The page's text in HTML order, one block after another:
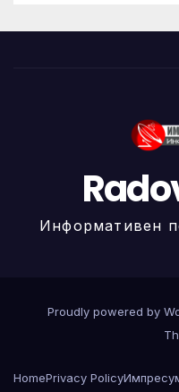
Информативен
Proudly powered by
HomePrivacy Policy